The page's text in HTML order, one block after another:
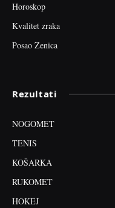
Horoskop
Kvalitet zraka
Posao Zenica
Rezultati
NOGOMET
TENIS
KOŠARKA
RUKOMET
HOKEJ